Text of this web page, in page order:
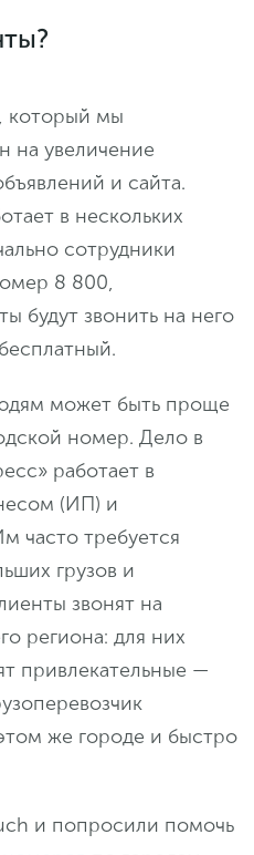
который мы
на увеличение
и сайта.
в нескольких
сотрудники
8 800,
будут звонить на него
может быть проще
номер. Дело в
работает в
(ИП) и
часто требуется
грузов и
звонят на
региона: для них
привлекательные —
же городе и быстро
и попросили помочь